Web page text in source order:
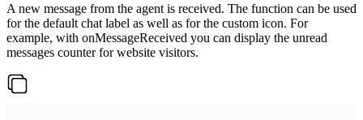
A new message from the agent is received. The function can be used
for the default chat label as well as for the custom icon. For
example, with onMessageReceived you can display the unread
messages counter for website visitors.